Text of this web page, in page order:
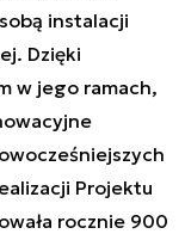
instalacji
Dzięki
w jego ramach,
Projektu
rocznie 900